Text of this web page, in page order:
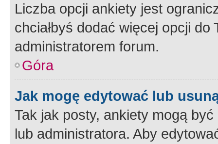
Liczba opcji ankiety jest
chciałbyś dodać więcej opcji
administratorem forum.
Góra
Jak mogę edytować lub
Tak jak posty, ankiety mogą
lub administratora. Aby